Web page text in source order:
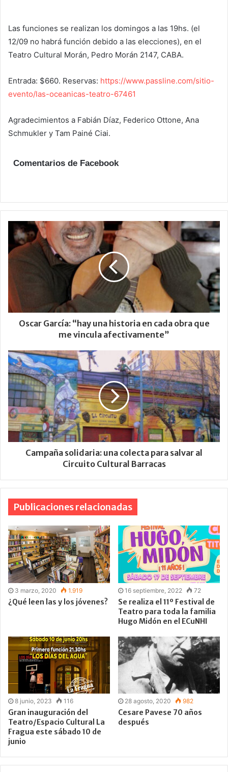
Las funciones se realizan los domingos a las 19hs. (el
12/09 no habrá función debido a las elecciones), en el
Teatro Cultural Morán, Pedro Morán 2147, CABA.
Entrada: $660. Reservas: https://www.passline.com/sitio-
evento/las-oceanicas-teatro-67461
Agradecimientos a Fabián Díaz, Federico Ottone, Ana
Schmukler y Tam Painé Ciai.
Comentarios de Facebook
Oscar García: “hay una historia en cada obra que
me vincula afectivamente”
Campaña solidaria: una colecta para salvar al
Circuito Cultural Barracas
Publicaciones relacionadas
3 marzo, 2020 1.919
¿Qué leen las y los jóvenes?
16 septiembre, 2022 72
Se realiza el 11º Festival de
Teatro para toda la familia
Hugo Midón en el ECuNHI
8 junio, 2023 116
Gran inauguración del
Teatro/Espacio Cultural La
Fragua este sábado 10 de
junio
28 agosto, 2020 982
Cesare Pavese 70 años
después